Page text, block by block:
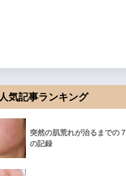
人気記事ランキング
突然の肌荒れが治るまでの
の記録